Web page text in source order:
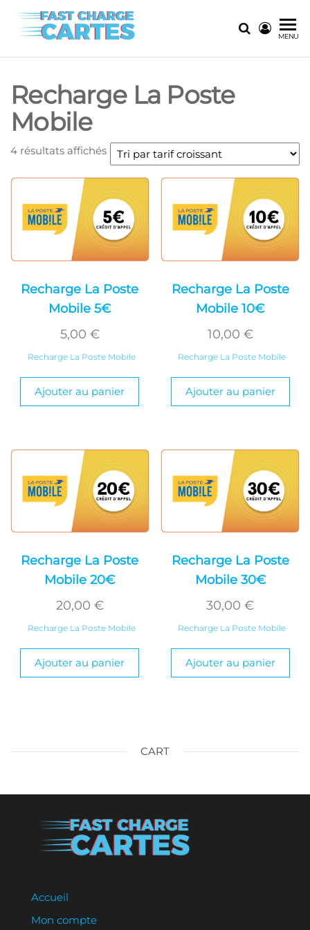
content
Charge
Cartes
instantanées
MENU
Recharge La Poste
Mobile
4 résultats affichésTrié
par
prix
croissant
Recharge La Poste
Mobile 5€
5,00 €
Recharge La Poste Mobile
Ajouter au panier
Recharge La Poste
Mobile 10€
10,00 €
Recharge La Poste Mobile
Ajouter au panier
Recharge La Poste
Mobile 20€
20,00 €
Recharge La Poste Mobile
Ajouter au panier
Recharge La Poste
Mobile 30€
30,00€
Recharge La Poste Mobile
Ajouter au panier
CART
Accueil
Mon compte